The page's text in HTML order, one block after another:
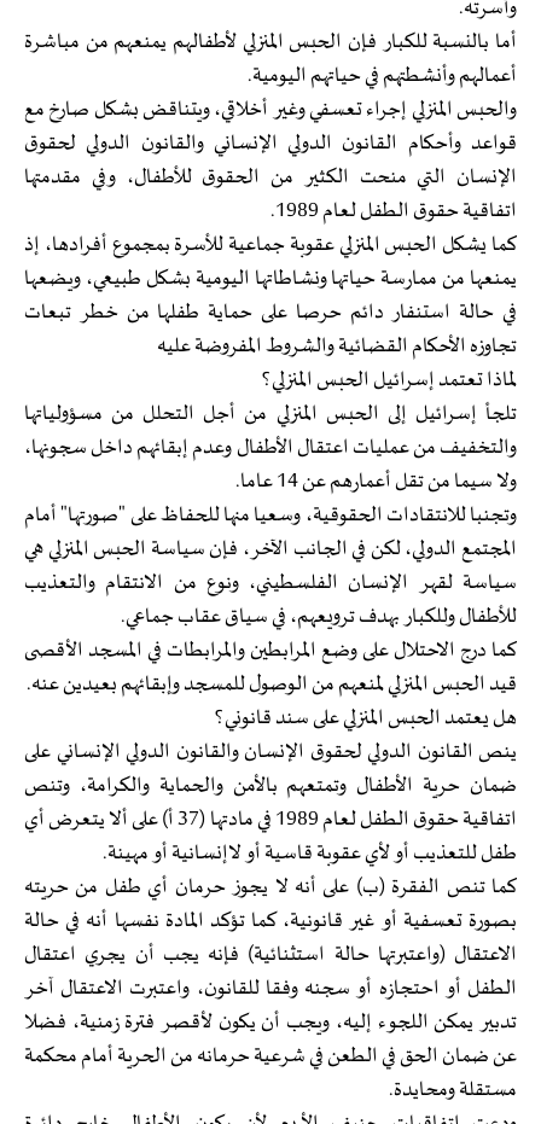
وأسرته.
أما بالنسبة للكبار فإن الحبس المنزلي لأطفالهم يمنعهم من مباشرة
أعمالهم وأنشطتهم في حياتهم اليومية.
والحبس المنزلي إجراء تعسفي وغير أخلاقي، ويتناقض بشكل صارخ مع
قواعد وأحكام القانون الدولي الإنساني والقانون الدولي لحقوق
الإنسان التي منحت الكثير من الحقوق للأطفال، وفي مقدمتها
اتفاقية حقوق الطفل لعام 1989.
كما يشكل الحبس المنزلي عقوبة جماعية للأسرة بمجموع أفرادها، إذ
يمنعها من ممارسة حياتها ونشاطاتها اليومية بشكل طبيعي، ويضعها
في حالة استنفار دائم حرصا على حماية طفلها من خطر تبعات
تجاوزه الأحكام القضائية والشروط المفروضة عليه
لماذا تعتمد إسرائيل الحبس المنزلي؟
تلجأ إسرائيل إلى الحبس المنزلي من أجل التحلل من مسؤولياتها
والتخفيف من عمليات اعتقال الأطفال وعدم إبقائهم داخل سجونها،
ولا سيما من تقل أعمارهم عن 14 عاما.
وتجنبا للانتقادات الحقوقية، وسعيا منها للحفاظ على "صورتها" أمام
المجتمع الدولي، لكن في الجانب الآخر، فإن سياسة الحبس المنزلي هي
سياسة لقهر الإنسان الفلسطيني، ونوع من الانتقام والتعذيب
للأطفال وللكبار بهدف ترويعهم، في سياق عقاب جماعي.
كما درج الاحتلال على وضع المرابطين والمرابطات في المسجد الأقصى
قيد الحبس المنزلي لمنعهم من الوصول للمسجد وإبقائهم بعيدين عنه.
هل يعتمد الحبس المنزلي على سند قانوني؟
ينص القانون الدولي لحقوق الإنسان والقانون الدولي الإنساني على
ضمان حرية الأطفال وتمتعهم بالأمن والحماية والكرامة، وتنص
اتفاقية حقوق الطفل لعام 1989 في مادتها (37 أ) على ألا يتعرض أي
طفل للتعذيب أو لأي عقوبة قاسية أو لاإنسانية أو مهينة.
كما تنص الفقرة (ب) على أنه لا يجوز حرمان أي طفل من حريته
بصورة تعسفية أو غير قانونية، كما تؤكد المادة نفسها أنه في حالة
الاعتقال (واعتبرتها حالة استثنائية) فإنه يجب أن يجري اعتقال
الطفل أو احتجازه أو سجنه وفقا للقانون، واعتبرت الاعتقال آخر
تدبير يمكن اللجوء إليه، ويجب أن يكون لأقصر فترة زمنية، فضلا
عن ضمان الحق في الطعن في شرعية حرمانه من الحرية أمام محكمة
مستقلة ومحايدة.